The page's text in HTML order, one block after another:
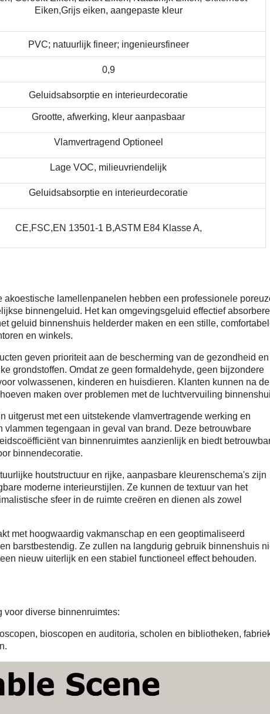
Eiken,Grijs eiken, aangepaste kleur
PVC; natuurlijk fineer; ingenieursfineer
0,9
Geluidsabsorptie en interieurdecoratie
Grootte, afwerking, kleur aanpasbaar
Vlamvertragend Optioneel
Lage VOC, milieuvriendelijk
Geluidsabsorptie en interieurdecoratie
CE,FSC,EN 13501-1 B,ASTM E84 Klasse A,
akoestische lamellenpanelen hebben een professionele
binnengeluid. Het kan omgevingsgeluid effectief
geluid binnenshuis helderder maken en een stille,
en winkels.
geven prioriteit aan de bescherming van de gezondheid en
grondstoffen. Omdat ze geen formaldehyde, geen bijzondere
volwassenen, kinderen en huisdieren. Klanten kunnen na de
maken over problemen met de luchtvervuiling
uitgerust met een uitstekende vlamvertragende werking en
tegengaan in geval van brand. Deze betrouwbare
van binnenruimtes aanzienlijk en biedt
binnendecoratie.
houtstructuur en rijke, aanpasbare kleurenschema's zijn
moderne interieurstijlen. Ze kunnen de textuur van het
sfeer in de ruimte creëren en dienen als zowel
met hoogwaardig vakmanschap en een geoptimaliseerd
barstbestendig. Ze zullen na langdurig gebruik binnenshuis
nieuw uiterlijk en een stabiel functioneel effect behouden.
diverse binnenruimtes:
bioscopen en auditoria, scholen en bibliotheken,